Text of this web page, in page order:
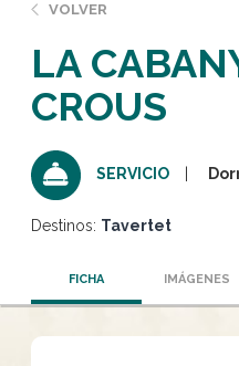
VOLVER
LA
CROUS
SERVICIO
Destinos: Tavertet
FICHA IMÁGENES